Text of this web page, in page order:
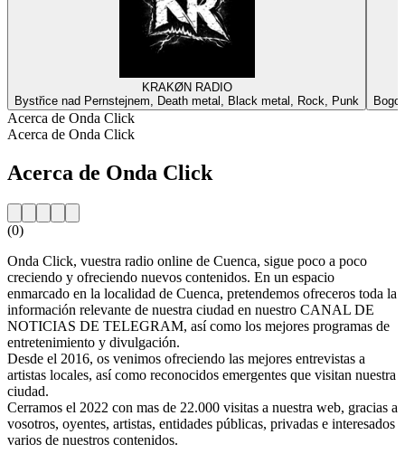
KRAKØN RADIO
Bystřice nad Pernstejnem, Death metal, Black metal, Rock, Punk
Acerca de Onda Click
Acerca de Onda Click
Acerca de Onda Click
(0)
Onda Click, vuestra radio online de Cuenca, sigue poco a poco
creciendo y ofreciendo nuevos contenidos. En un espacio
enmarcado en la localidad de Cuenca, pretendemos ofreceros toda la
información relevante de nuestra ciudad en nuestro CANAL DE
NOTICIAS DE TELEGRAM, así como los mejores programas de
entretenimiento y divulgación.
Desde el 2016, os venimos ofreciendo las mejores entrevistas a
artistas locales, así como reconocidos emergentes que visitan nuestra
ciudad.
Cerramos el 2022 con mas de 22.000 visitas a nuestra web, gracias a
vosotros, oyentes, artistas, entidades públicas, privadas e interesados
varios de nuestros contenidos.